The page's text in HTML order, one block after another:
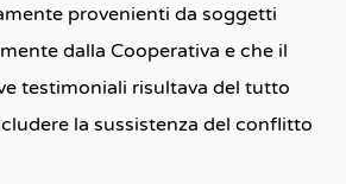
provenienti da soggetti
dalla Cooperativa e che il
testimoniali risultava del tutto
la sussistenza del conflitto